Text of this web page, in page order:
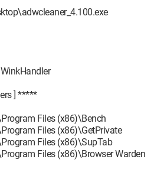
] *****
Files (x86)\Bench
Files (x86)\GetPrivate
Files (x86)\SupTab
Files (x86)\Browser Warden